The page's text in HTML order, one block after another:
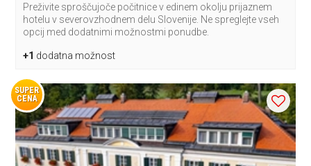
Preživite sproščujoče počitnice v edinem okolju prijaznem
hotelu v severovzhodnem delu Slovenije. Ne spreglejte vseh
opcij med dodatnimi možnostmi ponudbe.
+1 dodatna možnost
SUPER
CENA